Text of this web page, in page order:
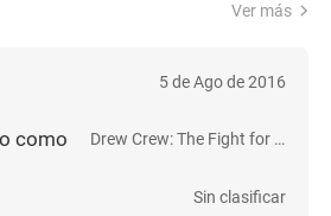
Ver más
5 de Ago de 2016
como Drew Crew: The Fight for Sioux Falls
Sin clasificar